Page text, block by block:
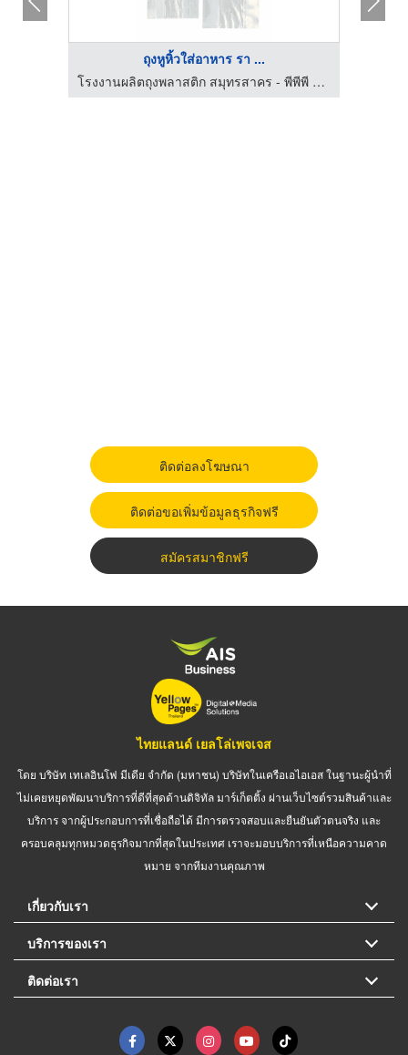
ถุงหูหิ้วใส่อาหาร รา ...
โรงงานผลิตถุงพลาสติก สมุทรสาคร - พีพีพี ออล โพลีเทค
ติดต่อลงโฆษณา
ติดต่อขอเพิ่มข้อมูลธุรกิจฟรี
สมัครสมาชิกฟรี
ไทยแลนด์ เยลโล่เพจเจส
โดย บริษัท เทเลอินโฟ มีเดีย จำกัด (มหาชน) บริษัทในเครือเอไอเอส ในฐานะผู้นำที่
ไม่เคยหยุดพัฒนาบริการที่ดีที่สุดด้านดิจิทัล มาร์เก็ตติ้ง ผ่านเว็บไซต์รวมสินค้าและ
บริการ จากผู้ประกอบการที่เชื่อถือได้ มีการตรวจสอบและยืนยันตัวตนจริง และ
ครอบคลุมทุกหมวดธุรกิจมากที่สุดในประเทศ เราจะมอบบริการที่เหนือความคาด
หมาย จากทีมงานคุณภาพ
เกี่ยวกับเรา
บริการของเรา
ติดต่อเรา